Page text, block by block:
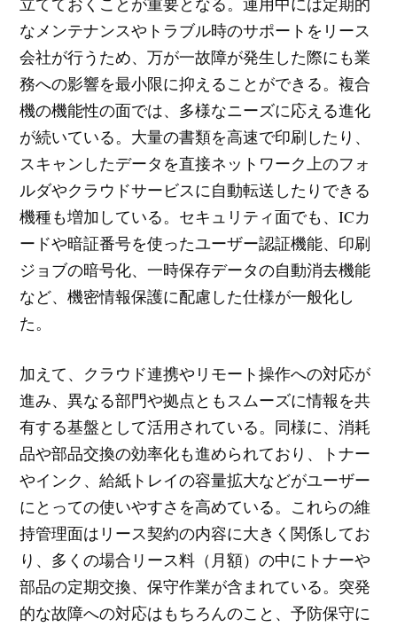
なメンテナンスやトラブル時のサポートをリース
会社が行うため、万が一故障が発生した際にも業
務への影響を最小限に抑えることができる。複合
機の機能性の面では、多様なニーズに応える進化
が続いている。大量の書類を高速で印刷したり、
スキャンしたデータを直接ネットワーク上のフォ
ルダやクラウドサービスに自動転送したりできる
機種も増加している。セキュリティ面でも、ICカ
ードや暗証番号を使ったユーザー認証機能、印刷
ジョブの暗号化、一時保存データの自動消去機能
など、機密情報保護に配慮した仕様が一般化し
た。
加えて、クラウド連携やリモート操作への対応が
進み、異なる部門や拠点ともスムーズに情報を共
有する基盤として活用されている。同様に、消耗
品や部品交換の効率化も進められており、トナー
やインク、給紙トレイの容量拡大などがユーザー
にとっての使いやすさを高めている。これらの維
持管理面はリース契約の内容に大きく関係してお
り、多くの場合リース料（月額）の中にトナーや
部品の定期交換、保守作業が含まれている。突発
的な故障への対応はもちろんのこと、予防保守に